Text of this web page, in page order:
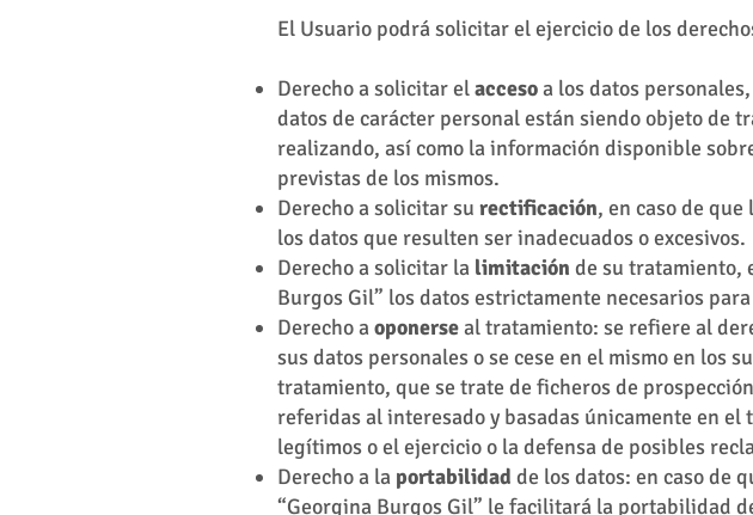
El Usuario podrá solicitar el ejercicio de los
Derecho a solicitar elaccesoa los datos
datos de carácter personal están siendo objeto de
realizando, así como la información disponible
previstas de los mismos.
Derecho a solicitar su rectificación, en caso de
los datos que resulten ser inadecuados o excesivos.
Derecho a solicitar la limitación de su tratamiento,
Burgos Gil” los datos estrictamente necesarios
Derecho a oponerseal tratamiento: se refiere al
sus datos personales o se cese en el mismo en los
tratamiento, que se trate de ficheros de
referidas al interesado y basadas únicamente en
legítimos o el ejercicio o la defensa de posibles
Derecho a la portabilidad de los datos: en caso de
“Georgina Burgos Gil” le facilitará la portabilidad